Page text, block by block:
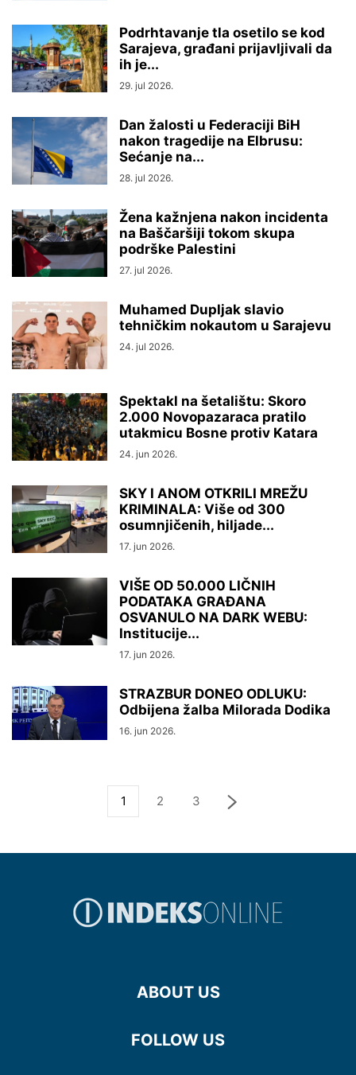
Podrhtavanje tla osetilo se kod
Sarajeva, građani prijavljivali da
ih je...
29. jul 2026.
Dan žalosti u Federaciji BiH
nakon tragedije na Elbrusu:
Sećanje na...
28. jul 2026.
Žena kažnjena nakon incidenta
na Baščaršiji tokom skupa
podrške Palestini
27. jul 2026.
Muhamed Dupljak slavio
tehničkim nokautom u Sarajevu
24. jul 2026.
Spektakl na šetalištu: Skoro
2.000 Novopazaraca pratilo
utakmicu Bosne protiv Katara
24. jun 2026.
SKY I ANOM OTKRILI MREŽU
KRIMINALA: Više od 300
osumnjičenih, hiljade...
17. jun 2026.
VIŠE OD 50.000 LIČNIH
PODATAKA GRAĐANA
OSVANULO NA DARK WEBU:
Institucije...
17. jun 2026.
STRAZBUR DONEO ODLUKU:
Odbijena žalba Milorada Dodika
16. jun 2026.
1 2 3
ABOUT US
FOLLOW US